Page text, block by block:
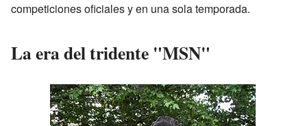
competiciones oficiales y en una sola temporada.
La era del tridente "MSN"